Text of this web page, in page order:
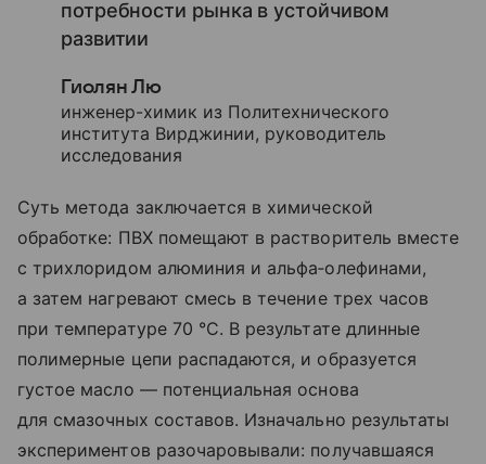
потребности рынка в устойчивом
развитии
Гиолян Лю
инженер-химик из Политехнического
института Вирджинии, руководитель
исследования
Суть метода заключается в химической
обработке: ПВХ помещают в растворитель вместе
с трихлоридом алюминия и альфа‑олефинами,
а затем нагревают смесь в течение трех часов
при температуре 70 °C. В результате длинные
полимерные цепи распадаются, и образуется
густое масло — потенциальная основа
для смазочных составов. Изначально результаты
экспериментов разочаровывали: получавшаяся